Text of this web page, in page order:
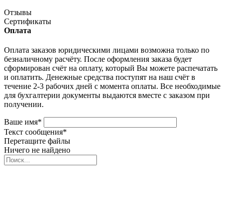
Отзывы
Сертификаты
Оплата
Оплата заказов юридическими лицами возможна только по
безналичному расчёту. После оформления заказа будет
сформирован счёт на оплату, который Вы можете распечатать
и оплатить. Денежные средства поступят на наш счёт в
течение 2-3 рабочих дней с момента оплаты. Все необходимые
для бухгалтерии документы выдаются вместе с заказом при
получении.
Ваше имя*
Текст сообщения*
Перетащите файлы
Ничего не найдено